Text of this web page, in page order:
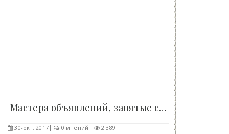
Мастера объявлений, занятые своим любимым делом..
30-окт, 2017 0 мнений 2 389